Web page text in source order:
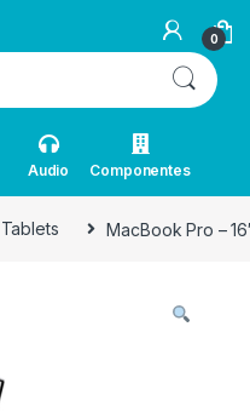
0
Audio Componentes
Tablets MacBook Pro –